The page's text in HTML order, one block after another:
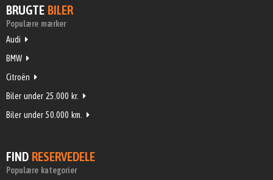
BRUGTE BILER
Populære mærker
Audi
BMW
Citroën
Biler under 25.000 kr.
Biler under 50.000 km.
FIND RESERVEDELE
Populære kategorier